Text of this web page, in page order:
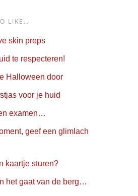
LIKE…
skin preps
te respecteren!
Halloween door
voor je huid
examen…
geef een glimlach
kaartje sturen?
het gaat van de berg…